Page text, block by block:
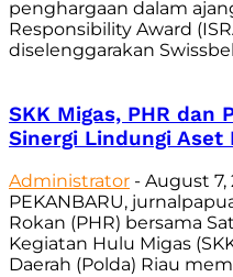
penghargaan dalam
Responsibility Award
diselenggarakan
SKK Migas, PHR dan
Sinergi Lindungi Aset
Administrator - August 7,
PEKANBARU,
Rokan (PHR) bersama
Kegiatan Hulu Migas
Daerah (Polda) Riau